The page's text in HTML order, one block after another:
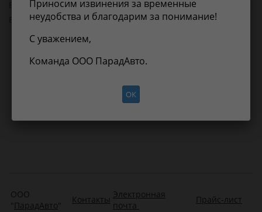
Высота, мм:
180
Вес, кг:
11.325
Применимость Отзывы
Нет информации о применимости
ООО
" ПарадАвто"
Контакты Электронная
почта
Прайс-лист
Приносим извинения за временные
неудобства и благодарим за понимание!
С уважением,
Команда ООО ПарадАвто.
ОК